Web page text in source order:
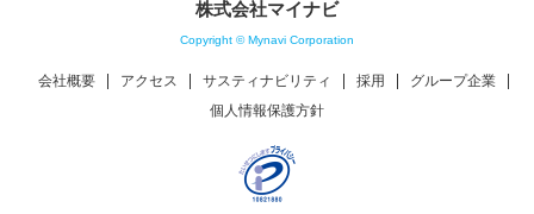
株式会社マイナビ
Copyright © Mynavi Corporation
会社概要 アクセス サスティナビリティ 採用
グループ企業
個人情報保護方針